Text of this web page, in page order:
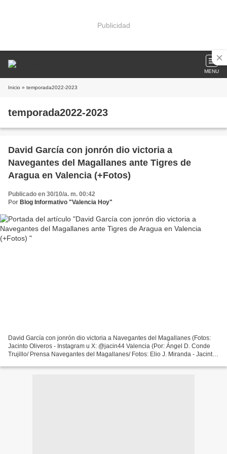
Publicidad
MENU
Inicio » temporada2022-2023
temporada2022-2023
David García con jonrón dio victoria a
Navegantes del Magallanes ante Tigres de
Aragua en Valencia (+Fotos)
Publicado en 30/10/a. m. 00:42
Por Blog Informativo "Valencia Hoy"
David García con jonrón dio victoria a Navegantes del Magallanes (Fotos:
Jacinto Oliveros - Instagram u X: @jacin44 Valencia (Por: Ángel D. Conde
Trujillo/ Prensa Navegantes del Magallanes/ Fotos: Elio J. Miranda - Jacinto